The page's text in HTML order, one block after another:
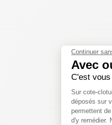
Continuer
Avec
C'est
Sur cote-
déposés sur
permettent
d'y remédier.